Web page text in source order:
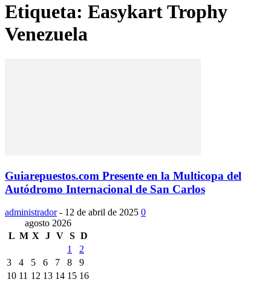
Etiqueta: Easykart Trophy
Venezuela
Guiarepuestos.com Presente en la Multicopa del
Autódromo Internacional de San Carlos
administrador - 12 de abril de 2025 0
agosto 2026
L M X J V S D
1
2
3
4 5 6 7 8
9
10 11 12 13 14 15 16